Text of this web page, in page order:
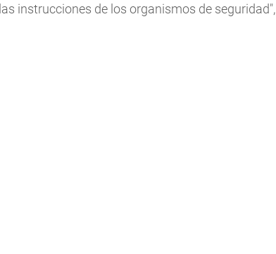
instrucciones de los organismos de seguridad",